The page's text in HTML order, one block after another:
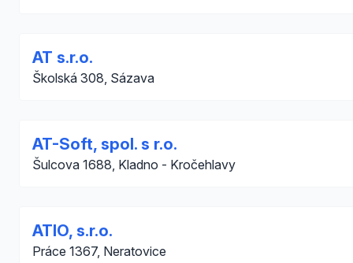
AT s.r.o.
Školská 308, Sázava
AT-Soft, spol. s r.o.
Šulcova 1688, Kladno - Kročehlavy
ATIO, s.r.o.
Práce 1367, Neratovice